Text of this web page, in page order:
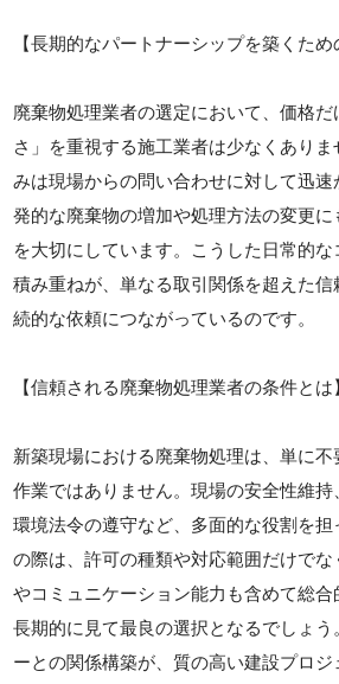
【長期的なパートナーシップを築くため
廃棄物処理業者の選定において、価格
さ」を重視する施工業者は少なくあり
みは現場からの問い合わせに対して迅
発的な廃棄物の増加や処理方法の変更
を大切にしています。こうした日常的
積み重ねが、単なる取引関係を超えた
続的な依頼につながっているのです。
【信頼される廃棄物処理業者の条件とは
新築現場における廃棄物処理は、単に
作業ではありません。現場の安全性維持
環境法令の遵守など、多面的な役割を
の際は、許可の種類や対応範囲だけでな
やコミュニケーション能力も含めて総合
長期的に見て最良の選択となるでしょ
ーとの関係構築が、質の高い建設プロ